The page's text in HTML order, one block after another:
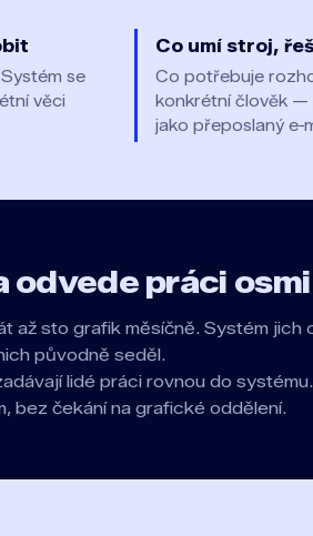
se
věci
Co umí stroj,
Co potřebuje
konkrétní člověk —
jako přeposlaný
odvede práci
až sto grafik měsíčně. Systém jich
původně seděl.
lidé práci rovnou do
bez čekání na grafické oddělení.